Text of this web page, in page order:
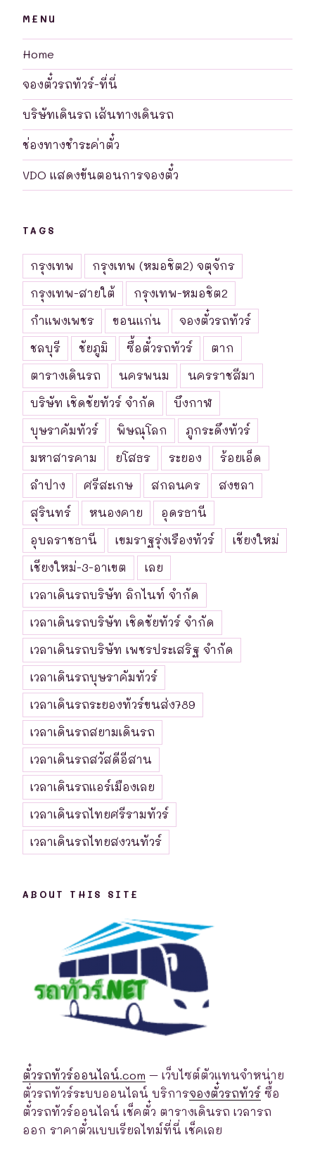
MENU
Home
จองตั๋วรถทัวร์-ที่นี่
บริษัทเดินรถ เส้นทางเดินรถ
ช่องทางชำระค่าตั๋ว
VDO แสดงขันตอนการจองตั๋ว
TAGS
กรุงเทพ
กรุงเทพ (หมอชิต2) จตุจักร
กรุงเทพ-สายใต้
กรุงเทพ-หมอชิต2
กำแพงเพชร
ขอนแก่น
จองตั๋วรถทัวร์
ชลบุรี
ชัยภูมิ ซื้อตั๋วรถทัวร์
ตาก
ตารางเดินรถ
นครพนม
นครราชสีมา
บริษัท เชิดชัยทัวร์ จำกัด
บึงกาฬ
บุษราคัมทัวร์
พิษณุโลก
ภูกระดึงทัวร์
มหาสารคาม
ยโสธร ระยอง
ร้อยเอ็ด
ลำปาง
ศรีสะเกษ สกลนคร
สงขลา
สุรินทร์
หนองคาย
อุดรธานี
อุบลราชธานี
เขมราฐรุ่งเรืองทัวร์
เชียงใหม่
เชียงใหม่-3-อาเขต
เลย
เวลาเดินรถบริษัท ลิกไนท์ จำกัด
เวลาเดินรถบริษัท เชิดชัยทัวร์ จำกัด
เวลาเดินรถบริษัท เพชรประเสริฐ จำกัด
เวลาเดินรถบุษราคัมทัวร์
เวลาเดินรถระยองทัวร์ขนส่ง789
เวลาเดินรถสยามเดินรถ
เวลาเดินรถสวัสดีอีสาน
เวลาเดินรถแอร์เมืองเลย
เวลาเดินรถไทยศรีรามทัวร์
เวลาเดินรถไทยสงวนทัวร์
ABOUT THIS SITE
ตั๋วรถทัวร์ออนไลน์.com – เว็บไซต์ตัวแทนจำหน่าย
ตั่วรถทัวร์ระบบออนไลน์ บริการจองตั๋วรถทัวร์ ซื้อ
ตั๋วรถทัวร์ออนไลน์ เช็คตั๋ว ตารางเดินรถ เวลารถ
ออก ราคาตั๋วแบบเรียลไทม์ที่นี่ เช็คเลย